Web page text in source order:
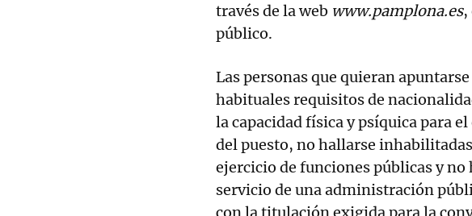
través de la web www.pamplona.es,
público.
Las personas que quieran apuntarse
habituales requisitos de
la capacidad física y psíquica para
del puesto, no hallarse
ejercicio de funciones públicas y no
servicio de una administración
con la titulación exigida para la